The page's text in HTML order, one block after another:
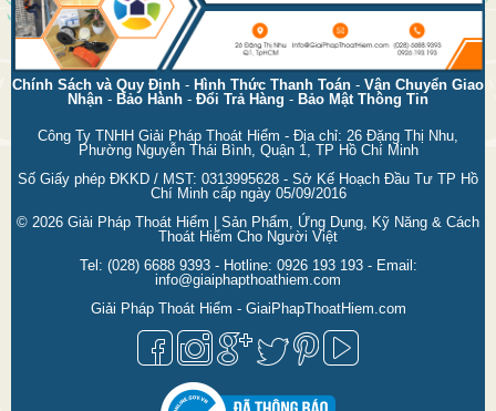
Chính Sách và Quy Định - Hình Thức Thanh Toán - Vận Chuyển Giao
Nhận - Bảo Hành - Đổi Trả Hàng - Bảo Mật Thông Tin
Công Ty TNHH Giải Pháp Thoát Hiểm - Địa chỉ: 26 Đặng Thị Nhu,
Phường Nguyễn Thái Bình, Quận 1, TP Hồ Chí Minh
Số Giấy phép ĐKKD / MST: 0313995628 - Sở Kế Hoạch Đầu Tư TP Hồ
Chí Minh cấp ngày 05/09/2016
© 2026 Giải Pháp Thoát Hiểm | Sản Phẩm, Ứng Dụng, Kỹ Năng & Cách
Thoát Hiểm Cho Người Việt
Tel: (028) 6688 9393- Hotline: 0926 193 193- Email:
info@giaiphapthoathiem.com
Giải Pháp Thoát Hiểm - GiaiPhapThoatHiem.com